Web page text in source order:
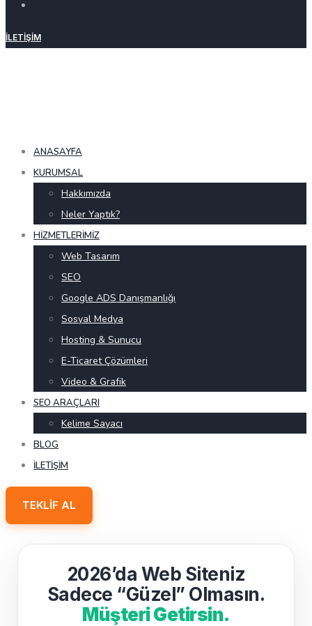
İLETIŞIM
ANASAYFA
KURUMSAL
Hakkımızda
Neler Yaptık?
HIZMETLERIMIZ
Web Tasarım
SEO
Google ADS Danışmanlığı
Sosyal Medya
Hosting & Sunucu
E-Ticaret Çözümleri
Video & Grafik
SEO ARAÇLARI
Kelime Sayacı
BLOG
İLETIŞIM
TEKLIF AL
2026’da Web Siteniz
Sadece “Güzel” Olmasın.
Müşteri Getirsin.